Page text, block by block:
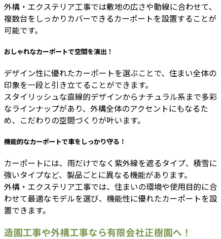
外構・エクステリア工事では敷地の広さや動線に合わせて、
複数台をしっかりカバーできるカーポートを設置することが
可能です。
おしゃれなカーポートで空間を演出！
デザイン性に優れたカーポートを選ぶことで、住まい全体の
印象を一段と引き立てることができます。
スタイリッシュな直線的デザインからナチュラル系まで多彩
なラインナップがあり、外構全体のアクセントにもなるた
め、こだわりの空間づくりが叶います。
機能的なカーポートで車をしっかり守る！
カーポートには、雨だけでなく紫外線を遮るタイプ、積雪に
強いタイプなど、製品ごとに異なる機能があります。
外構・エクステリア工事では、住まいの環境や使用目的に合
わせて最適なモデルを選び、機能性に優れたカーポートを設
置できます。
造園工事や外構工事なら有限会社正樹園へ！